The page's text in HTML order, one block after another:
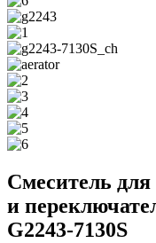
Смеситель
и
G2243-7130S